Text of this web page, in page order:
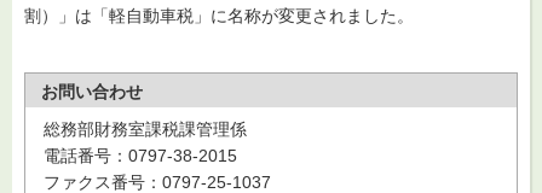
割）」は「軽自動車税」に名称が変更されました。
お問い合わせ
総務部財務室課税課管理係
電話番号：0797-38-2015
ファクス番号：0797-25-1037